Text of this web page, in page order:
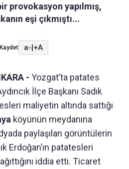
provokasyon yapılmış,
eşi çıkmıştı...
Kaydet a-|+A
- Yozgat’ta patates
İlçe Başkanı Sadık
maliyetin altında sattığı
köyünün meydanına
paylaşılan görüntülerin
Erdoğan’ın patatesleri
iddia etti. Ticaret